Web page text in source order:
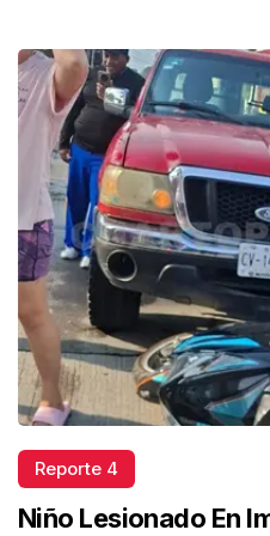
Reporte 4
Niño Lesionado En